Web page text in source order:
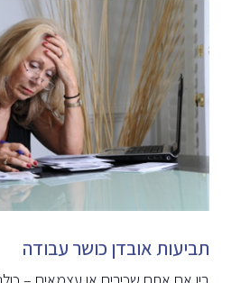
תביעות אובדן כושר עבודה